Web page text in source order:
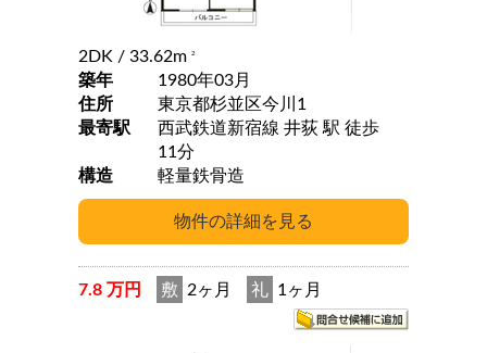
2DK / 33.62m 2
築年
1980年03月
住所
東京都杉並区今川1
最寄駅
西武鉄道新宿線 井荻 駅 徒歩
11分
構造
軽量鉄骨造
7.8 万円 敷 2ヶ月 礼 1ヶ月